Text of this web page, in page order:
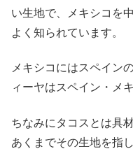
い生地で、メキシコを
よく知られています。
メキシコにはスペイン
ィーヤはスペイン・メ
ちなみにタコスとは具
あくまでその生地を指し